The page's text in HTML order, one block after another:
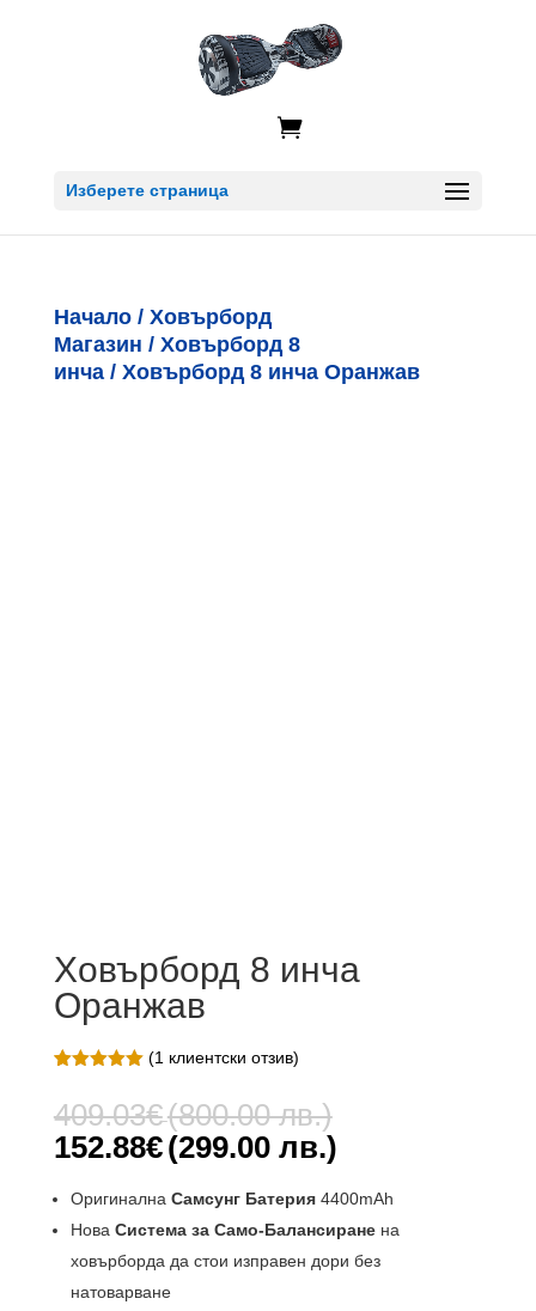

Изберете страница
Начало/ Ховърборд
Магазин / Ховърборд 8
инча/ Ховърборд 8 инча Оранжав
Ховърборд 8 инча
Оранжав
базирано
на
потребителс
(1 клиентски отзив)
409.03€(800.00 лв.)
409.03€
(800.00
лв.).
152.88€(299.00 лв.)Текущата
е:
152.88€
(299.00
Оригинална Самсунг Батерия4400mAh
Нова Система за Само-Балансиранена
ховърборда да стои изправен дори без
натоварване